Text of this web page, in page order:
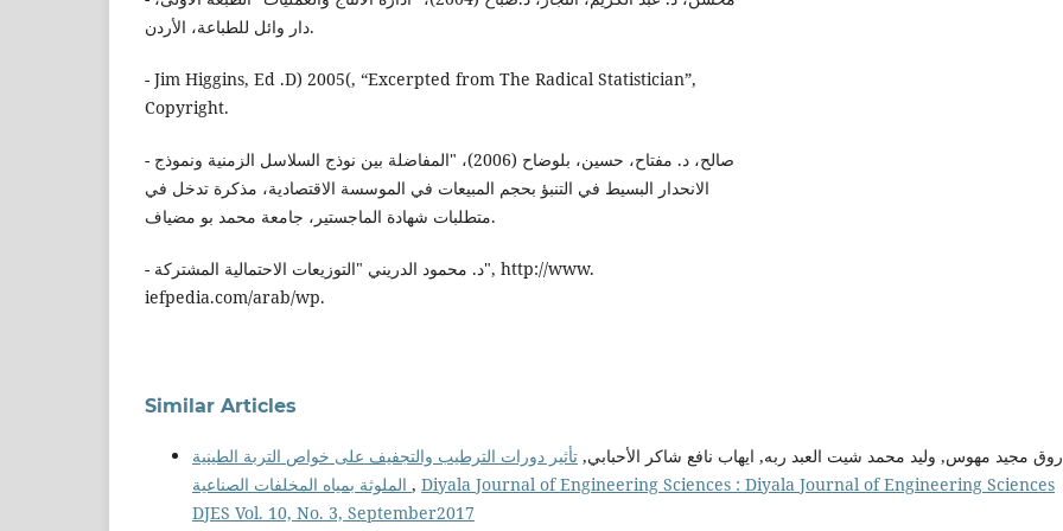
دار وائل للطباعة، الأردن.
- Jim Higgins, Ed .D) 2005(, “Excerpted from The Radical Statistician”,
Copyright.
- صالح، د. مفتاح، حسين، بلوضاح (2006)، "المفاضلة بين نوذج السلاسل الزمنية ونموذج
الانحدار البسيط في التنبؤ بحجم المبيعات في الموسسة الاقتصادية، مذكرة تدخل في
متطلبات شهادة الماجستير، جامعة محمد بو مضياف.
- د. محمود الدريني "التوزيعات الاحتمالية المشتركة", http://www.
iefpedia.com/arab/wp.
Similar Articles
مجيد مهوس, وليد محمد شيت العبد ربه, ايهاب نافع شاكر الأحبابي, تأثير دورات الترطيب والتجفيف على خواص التربة الطينية
, Diyala Journal of Engineering Sciences : Diyala Journal of Engineering Sciences
DJES Vol. 10, No. 3, September2017